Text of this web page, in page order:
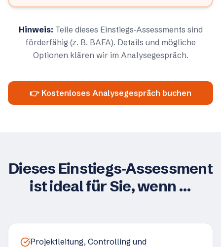
Hinweis: Teile dieses Einstiegs‑Assessments sind
förderfähig (z. B. BAFA). Details und mögliche
Optionen klären wir im Analysegespräch.
👉 Kostenloses Analysegespräch buchen
Dieses Einstiegs‑Assessment
ist ideal für Sie, wenn …
Projektleitung, Controlling und